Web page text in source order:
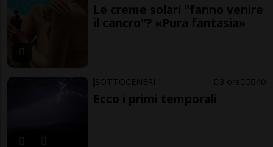
Le creme solari "fanno venire
il cancro"? «Pura fantasia»
SOTTOCENERI 3 ore 5 40
Ecco i primi temporali